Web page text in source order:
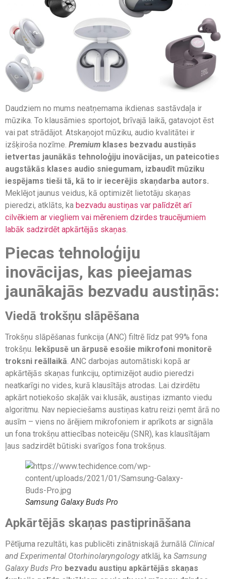
Daudziem no mums neatņemama ikdienas sastāvdaļa ir
mūzika. To klausāmies sportojot, brīvajā laikā, gatavojot ēst
vai pat strādājot. Atskaņojot mūziku, audio kvalitātei ir
izšķiroša nozīme. Premium klases bezvadu austiņās
ietvertas jaunākās tehnoloģiju inovācijas, un pateicoties
augstākās klases audio sniegumam, izbaudīt mūziku
iespējams tieši tā, kā to ir iecerējis skaņdarba autors.
Meklējot jaunus veidus, kā optimizēt lietotāju skaņas
pieredzi, atklāts, ka bezvadu austiņas var palīdzēt arī
cilvēkiem ar viegliem vai mēreniem dzirdes traucējumiem
labāk sadzirdēt apkārtējās skaņas.
Piecas tehnoloģiju
inovācijas, kas pieejamas
jaunākajās bezvadu austiņās:
Viedā trokšņu slāpēšana
Trokšņu slāpēšanas funkcija (ANC) filtrē līdz pat 99% fona
trokšņu. Iekšpusē un ārpusē esošie mikrofoni monitorē
troksni reāllaikā. ANC darbojas automātiski kopā ar
apkārtējās skaņas funkciju, optimizējot audio pieredzi
neatkarīgi no vides, kurā klausītājs atrodas. Lai dzirdētu
apkārt notiekošo skaļāk vai klusāk, austiņas izmanto viedu
algoritmu. Nav nepieciešams austiņas katru reizi ņemt ārā no
ausīm – viens no ārējiem mikrofoniem ir aprīkots ar signāla
un fona trokšņu attiecības noteicēju (SNR), kas klausītājam
ļaus sadzirdēt būtiski svarīgos fona trokšņus.
Samsung Galaxy Buds Pro
Apkārtējās skaņas pastiprināšana
Pētījuma rezultāti, kas publicēti zinātniskajā žurnālā Clinical
and Experimental Otorhinolaryngologyatklāj, ka Samsung
Galaxy Buds Pro bezvadu austiņu apkārtējās skaņas